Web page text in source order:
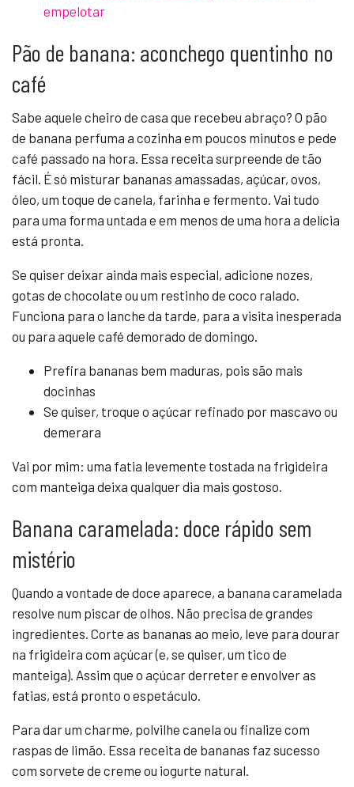
empelotar
Pão de banana: aconchego quentinho no
café
Sabe aquele cheiro de casa que recebeu abraço? O pão
de banana perfuma a cozinha em poucos minutos e pede
café passado na hora. Essa receita surpreende de tão
fácil. É só misturar bananas amassadas, açúcar, ovos,
óleo, um toque de canela, farinha e fermento. Vai tudo
para uma forma untada e em menos de uma hora a delícia
está pronta.
Se quiser deixar ainda mais especial, adicione nozes,
gotas de chocolate ou um restinho de coco ralado.
Funciona para o lanche da tarde, para a visita inesperada
ou para aquele café demorado de domingo.
Prefira bananas bem maduras, pois são mais
docinhas
Se quiser, troque o açúcar refinado por mascavo ou
demerara
Vai por mim: uma fatia levemente tostada na frigideira
com manteiga deixa qualquer dia mais gostoso.
Banana caramelada: doce rápido sem
mistério
Quando a vontade de doce aparece, a banana caramelada
resolve num piscar de olhos. Não precisa de grandes
ingredientes. Corte as bananas ao meio, leve para dourar
na frigideira com açúcar (e, se quiser, um tico de
manteiga). Assim que o açúcar derreter e envolver as
fatias, está pronto o espetáculo.
Para dar um charme, polvilhe canela ou finalize com
raspas de limão. Essa receita de bananas faz sucesso
com sorvete de creme ou iogurte natural.